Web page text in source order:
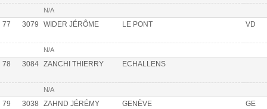
N/A
77 3079 WIDER JÉRÔME LE PONT VD
N/A
78 3084 ZANCHI THIERRY ECHALLENS
N/A
79 3038 ZAHND JÉRÉMY GENÈVE GE